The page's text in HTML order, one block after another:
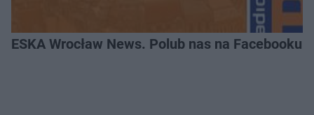
ESKA Wrocław News. Polub nas na Facebooku!